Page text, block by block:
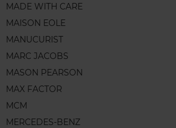
MADE WITH CARE
MAISON EOLE
MANUCURIST
MARC JACOBS
MASON PEARSON
MAX FACTOR
MCM
MERCEDES-BENZ